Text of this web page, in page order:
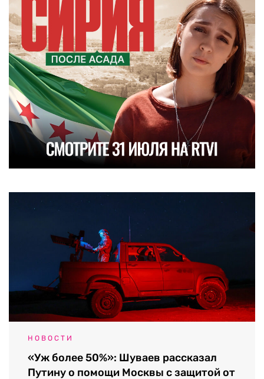
НОВОСТИ
«Уж более 50%»: Шуваев рассказал
Путину о помощи Москвы с защитой от